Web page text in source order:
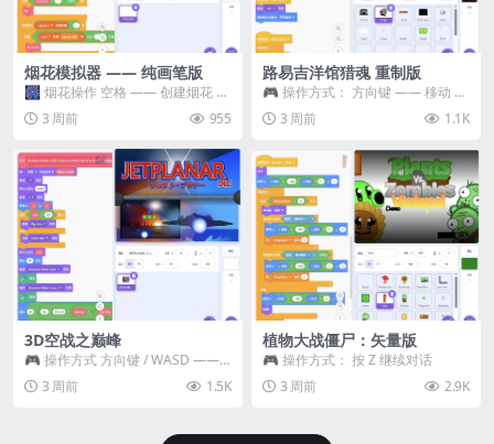
烟花模拟器 —— 纯画笔版
🎆 烟花操作 空格 —— 创建烟花 1
~ 3 —— 切换烟花类型 普通烟花
嘶...3 周前 955
路易吉洋馆猎魂 重制版
🎮 操作方式： 方向键 —— 移动 &
跳跃 空格 —— 打开宝箱 将你...
3 周前 1.1K
3D空战之巅峰
🎮 操作方式 方向键 / WASD ——
移动 Z / K —— 射击 / 攻击...
3 周前 1.5K
植物大战僵尸：矢量版
🎮 操作方式： 按 Z 继续对话
3 周前
2.9K